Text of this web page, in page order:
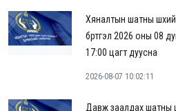
Хяналтын шатны
бүртгэл 2026 оны 08
17:00 цагт дуусна
2026-08-07 10:02:11
Давж заалдах шатны